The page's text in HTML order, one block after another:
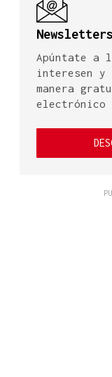
Apúntate a
interesen y
manera
electrónico